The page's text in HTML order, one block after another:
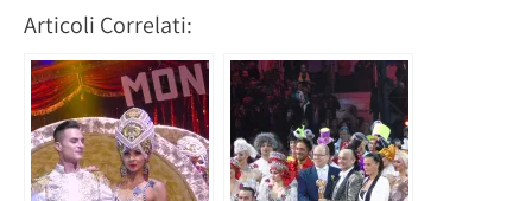
Articoli Correlati: